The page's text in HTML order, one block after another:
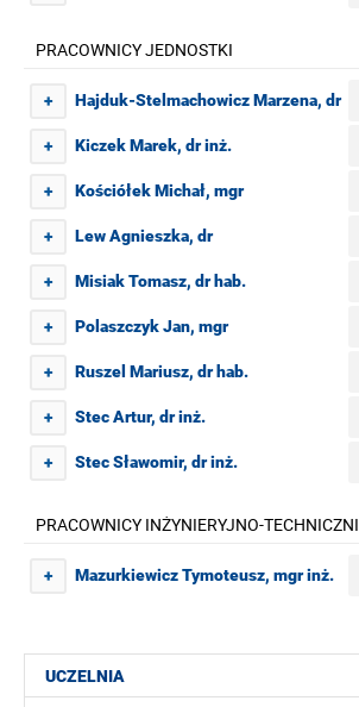
PRACOWNICY JEDNOSTKI
+ Hajduk-Stelmachowicz Marzena, dr
+ Kiczek Marek, dr inż.
+ Kościółek Michał, mgr
+ Lew Agnieszka, dr
+ Misiak Tomasz, dr hab.
+ Polaszczyk Jan, mgr
+ Ruszel Mariusz, dr hab.
+ Stec Artur, dr inż.
+ Stec Sławomir, dr inż.
PRACOWNICY INŻYNIERYJNO-TECHNICZNI
+ Mazurkiewicz Tymoteusz, mgr inż.
UCZELNIA